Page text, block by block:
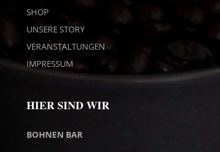
SHOP
UNSERE STORY
VERANSTALTUNGEN
IMPRESSUM
HIER SIND WIR
BOHNEN BAR